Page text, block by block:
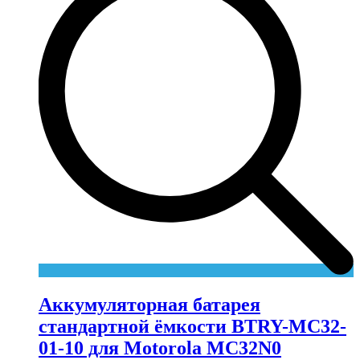
Аккумуляторная батарея
стандартной ёмкости BTRY-MC32-
01-10 для Motorola MC32N0